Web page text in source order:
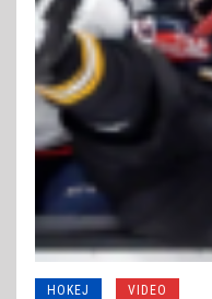
HOKEJ VIDEO